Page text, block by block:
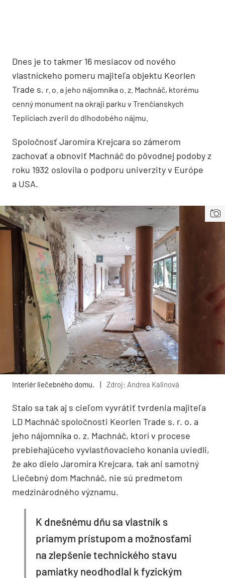
Dnes je to takmer 16 mesiacov od nového
vlastníckeho pomeru majiteľa objektu Keorlen
Trade s. r. o. a jeho nájomníka o. z. Machnáč, ktorému
cenný monument na okraji parku v Trenčianskych
Tepliciach zveril do dlhodobého nájmu.
Spoločnosť Jaromíra Krejcara so zámerom
zachovať a obnoviť Machnáč do pôvodnej podoby z
roku 1932 oslovila o podporu univerzity v Európe
a USA.
Interiér liečebného domu. | Zdroj: Andrea Kalinová
Stalo sa tak aj s cieľom vyvrátiť tvrdenia majiteľa
LD Machnáč spoločnosti Keorlen Trade s. r. o. a
jeho nájomníka o. z. Machnáč, ktorí v procese
prebiehajúceho vyvlastňovacieho konania uviedli,
že ako dielo Jaromíra Krejcara, tak ani samotný
Liečebný dom Machnáč, nie sú predmetom
medzinárodného významu.
K dnešnému dňu sa vlastník s
priamym prístupom a možnosťami
na zlepšenie technického stavu
pamiatky neodhodlal k fyzickým